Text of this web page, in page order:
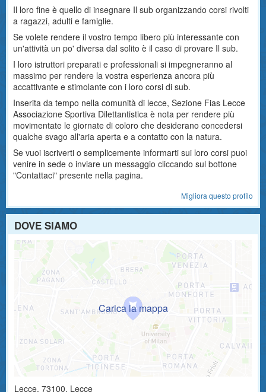
Il loro fine è quello di insegnare Il sub organizzando corsi rivolti
a ragazzi, adulti e famiglie.
Se volete rendere il vostro tempo libero più interessante con
un'attività un po' diversa dal solito è il caso di provare Il sub.
I loro istruttori preparati e professionali si impegneranno al
massimo per rendere la vostra esperienza ancora più
accattivante e stimolante con i loro corsi di sub.
Inserita da tempo nella comunità di lecce, Sezione Fias Lecce
Associazione Sportiva Dilettantistica è nota per rendere più
movimentate le giornate di coloro che desiderano concedersi
qualche svago all'aria aperta e a contatto con la natura.
Se vuoi iscriverti o semplicemente informarti sui loro corsi puoi
venire in sede o inviare un messaggio cliccando sul bottone
"Contattaci" presente nella pagina.
Migliora questo profilo
DOVE SIAMO
Lecce, 73100, Lecce